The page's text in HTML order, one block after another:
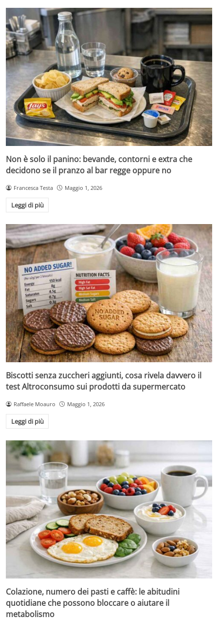
Non è solo il panino: bevande, contorni e extra che
decidono se il pranzo al bar regge oppure no
Francesca Testa Maggio 1, 2026
Leggi di più
Biscotti senza zuccheri aggiunti, cosa rivela davvero il
test Altroconsumo sui prodotti da supermercato
Raffaele Moauro Maggio 1, 2026
Leggi di più
Colazione, numero dei pasti e caffè: le abitudini
quotidiane che possono bloccare o aiutare il
metabolismo